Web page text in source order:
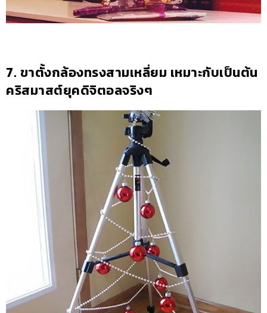
7. ขาตั้งกล้องทรงสามเหลี่ยม เหมาะกับเป็นต้น
คริสมาสต์ยุคดิจิตอลจริงๆ